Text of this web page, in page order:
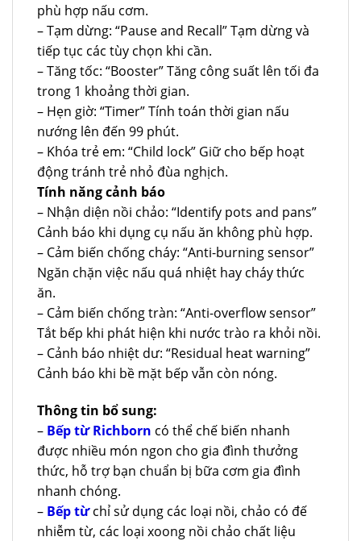
phù hợp nấu cơm.
– Tạm dừng: “Pause and Recall” Tạm dừng và
tiếp tục các tùy chọn khi cần.
– Tăng tốc: “Booster” Tăng công suất lên tối đa
trong 1 khoảng thời gian.
– Hẹn giờ: “Timer” Tính toán thời gian nấu
nướng lên đến 99 phút.
– Khóa trẻ em: “Child lock” Giữ cho bếp hoạt
động tránh trẻ nhỏ đùa nghịch.
Tính năng cảnh báo
– Nhận diện nồi chảo: “Identify pots and pans”
Cảnh báo khi dụng cụ nấu ăn không phù hợp.
– Cảm biến chống cháy: “Anti-burning sensor”
Ngăn chặn việc nấu quá nhiệt hay cháy thức
ăn.
– Cảm biến chống tràn: “Anti-overflow sensor”
Tắt bếp khi phát hiện khi nước trào ra khỏi nồi.
– Cảnh báo nhiệt dư: “Residual heat warning”
Cảnh báo khi bề mặt bếp vẫn còn nóng.
Thông tin bổ sung:
– Bếp từ Richborn có thể chế biến nhanh
được nhiều món ngon cho gia đình thưởng
thức, hỗ trợ bạn chuẩn bị bữa cơm gia đình
nhanh chóng.
– Bếp từchỉ sử dụng các loại nồi, chảo có đế
nhiễm từ, các loại xoong nồi chảo chất liệu